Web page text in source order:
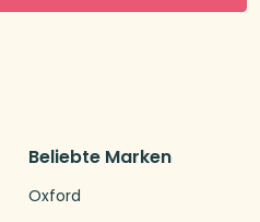
Beliebte Marken
Oxford